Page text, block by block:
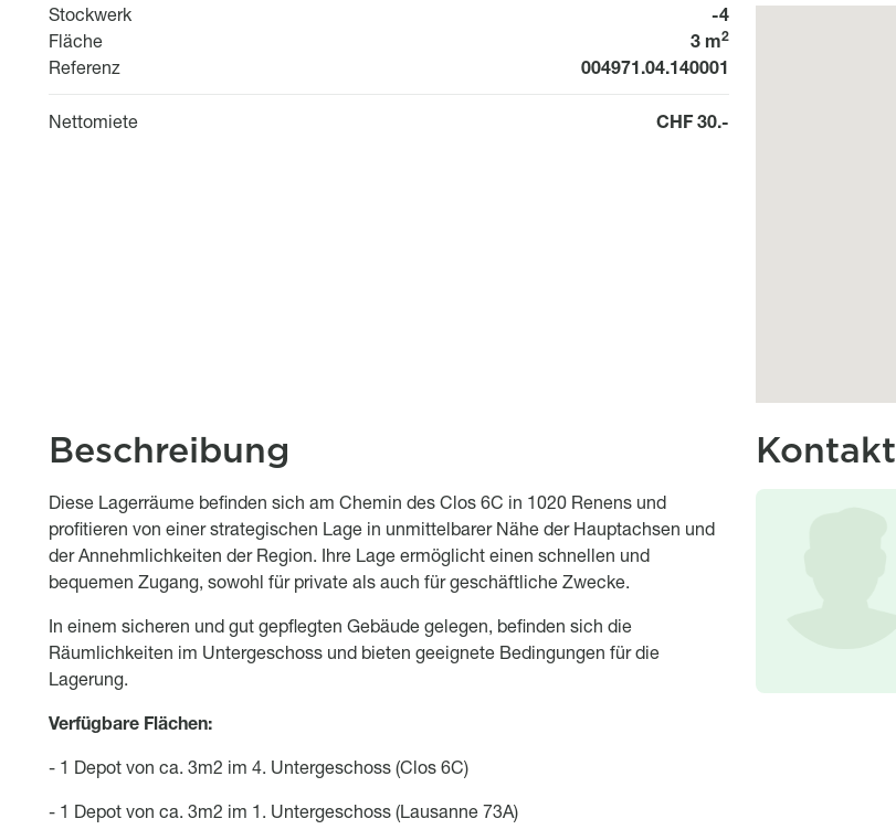
Stockwerk
-4
Fläche
3 m2
Referenz 004971.04.140001
Nettomiete CHF 30.-
Beschreibung
Object description
Diese Lagerräume befinden sich am Chemin des Clos 6C in 1020 Renens und
profitieren von einer strategischen Lage in unmittelbarer Nähe der Hauptachsen und
der Annehmlichkeiten der Region. Ihre Lage ermöglicht einen schnellen und
bequemen Zugang, sowohl für private als auch für geschäftliche Zwecke.
In einem sicheren und gut gepflegten Gebäude gelegen, befinden sich die
Räumlichkeiten im Untergeschoss und bieten geeignete Bedingungen für die
Lagerung.
Verfügbare Flächen:
- 1 Depot von ca. 3m2 im 4. Untergeschoss (Clos 6C)
- 1 Depot von ca. 3m2 im 1. Untergeschoss (Lausanne 73A)
Kontakt